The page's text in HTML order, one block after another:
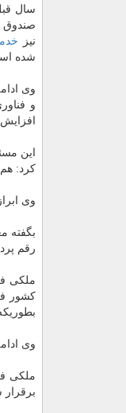
سال
صندوق
نیز
شده
وی
و
این
كرد: هم
وی ابراز امیدواری
رقم
كشور
بطوریكه شركت ها
وی ادامه داد: امسال حدود ۱۵۰۰
ملكی
برقرار شده